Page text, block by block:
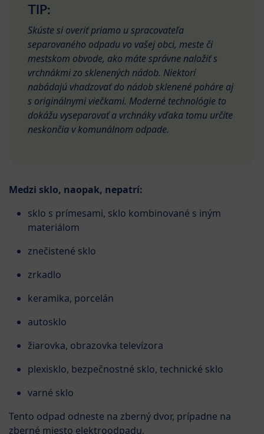
TIP:
Skúste si overiť priamo u spracovateľa
separovaného odpadu vo vašej obci, meste či
mestskom obvode, ako máte správne naložiť s
vrchnákmi zo sklenených nádob. Niektorí
nabádajú vhadzovať do nádob sklenené poháre aj
s originálnymi viečkami. Moderné technológie to
dokážu vyseparovať a vrchnáky vďaka tomu určite
neskončia v komunálnom odpade.
Medzi sklo, naopak, nepatrí:
sklo s prímesami, sklo kombinované s iným
materiálom
znečistené sklo
zrkadlo
keramika, porcelán
autosklo
žiarovka, obrazovka televízora
plexisklo, bezpečnostné sklo, technické sklo
varné sklo
Tento odpad odneste na zberný dvor, prípadne na
zberné miesto elektroodpadu.